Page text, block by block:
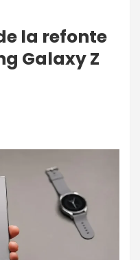
la refonte
Galaxy Z